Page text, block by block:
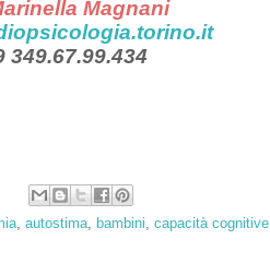
Magnani
349.67.99.434
autostima bambini capacità cognitive